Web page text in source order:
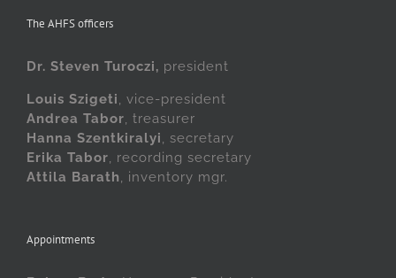
The AHFS officers
Dr. Steven Turoczi, president
Louis Szigeti, vice-president
Andrea Tabor, treasurer
Hanna Szentkiralyi, secretary
Erika Tabor, recording secretary
Attila Barath, inventory mgr.
Appointments